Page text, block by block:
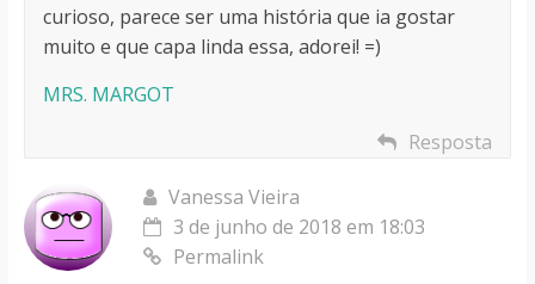
curioso, parece ser uma história que ia gostar
muito e que capa linda essa, adorei! =)
MRS. MARGOT
Resposta
Vanessa Vieira
3 de junho de 2018 em 18:03
Permalink